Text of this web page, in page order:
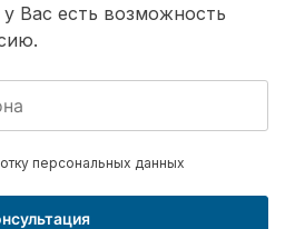
Вас есть возможность
персональных данных